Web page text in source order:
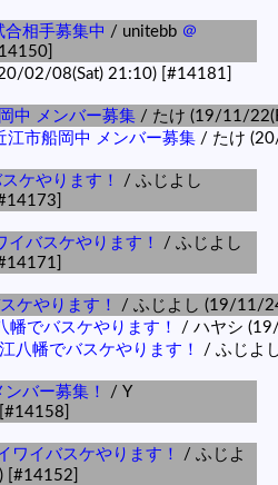
相手募集中 / unitebb ＠
02/08(Sat) 21:10) [#14181]
中 メンバー募集 / たけ (19/11/
江市船岡中 メンバー募集 / たけ
ケやります！
/ ふじよし
バスケやります！
/ ふじよし
ケやります！ / ふじよし (19/11/
でバスケやります！ / ハヤシ
八幡でバスケやります！ / ふじよ
バー募集！
/ Y
[#14158]
ワイバスケやります！
/ ふじよ
[#14152]